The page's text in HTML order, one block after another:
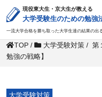
現役東大生・京大生が教える
大学受験生のための勉強
一流大学合格を勝ち取った大学生達の結果の出
TOP / 大学受験対策 / 第
勉強の戦略】
大学受験対策